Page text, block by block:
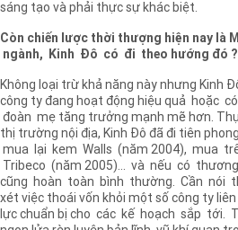
sáng tạo và phải thực sự khác biệt.
Còn chiến lược thời thượng hiện nay là
ngành, Kinh Đô có đi theo hướng đó ?
Không loại trừ khả năng này nhưng Kinh
công ty đang hoạt động hiệu quả hoặc
đoàn mẹ tăng trưởng mạnh mẽ hơn.
thị trường nội địa, Kinh Đô đã đi tiên
mua lại kem Walls (năm 2004), mua
Tribeco (năm 2005)… và nếu có
cũng hoàn toàn bình thường. Cần nói
xét việc thoái vốn khỏi một số công ty
lực chuẩn bị cho các kế hoạch sắp tới.